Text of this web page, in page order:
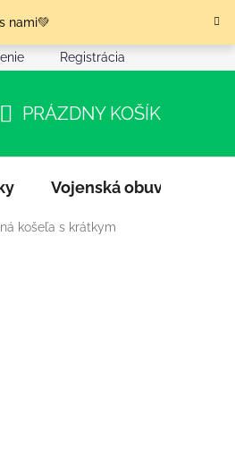
nami💚
osobných údajov
Registrácia
PRÁZDNY KOŠÍK
Vojenská obuv
košeľa s krátkym